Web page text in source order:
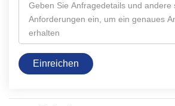
Einreichen